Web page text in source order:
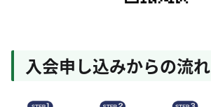
入会申し込みからの流れ